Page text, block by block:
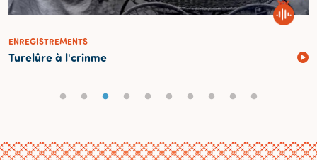
ENREGISTREMENTS
Turelûre à l'crinme